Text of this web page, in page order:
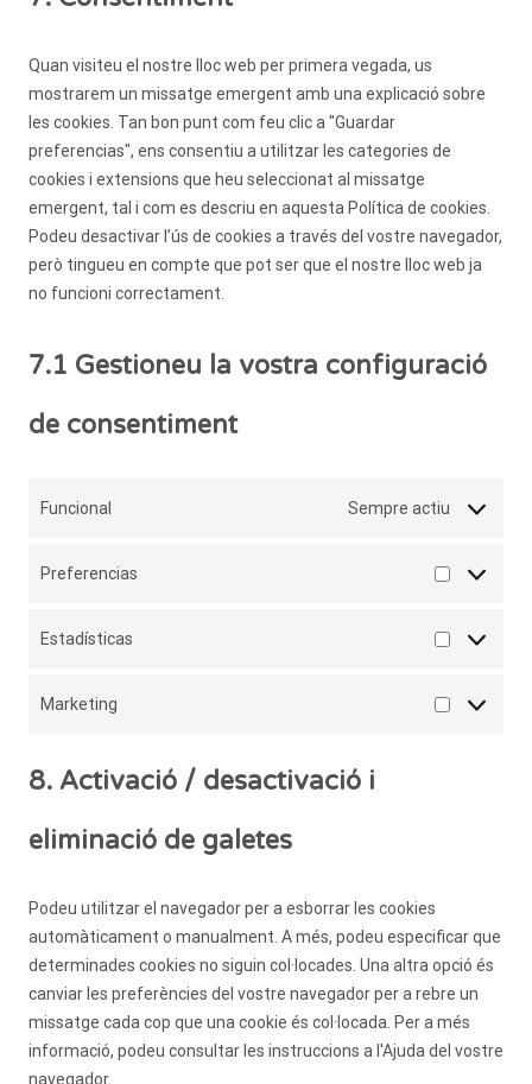
data-
Quan visiteu el nostre lloc web per primera vegada, us
mostrarem un missatge emergent amb una explicació sobre
les cookies. Tan bon punt com feu clic a "Guardar
preferencias", ens consentiu a utilitzar les categories de
cookies i extensions que heu seleccionat al missatge
emergent, tal i com es descriu en aquesta Política de cookies.
Podeu desactivar l’ús de cookies a través del vostre navegador,
però tingueu en compte que pot ser que el nostre lloc web ja
no funcioni correctament.
7.1 Gestioneu la vostra configuració
de consentiment
Funcional Sempre actiu
Preferencias
Estadísticas
Marketing
Marketing
8. Activació / desactivació i
eliminació de galetes
Podeu utilitzar el navegador per a esborrar les cookies
automàticament o manualment. A més, podeu especificar que
determinades cookies no siguin col·locades. Una altra opció és
canviar les preferències del vostre navegador per a rebre un
missatge cada cop que una cookie és col·locada. Per a més
informació, podeu consultar les instruccions a l'Ajuda del vostre
navegador.